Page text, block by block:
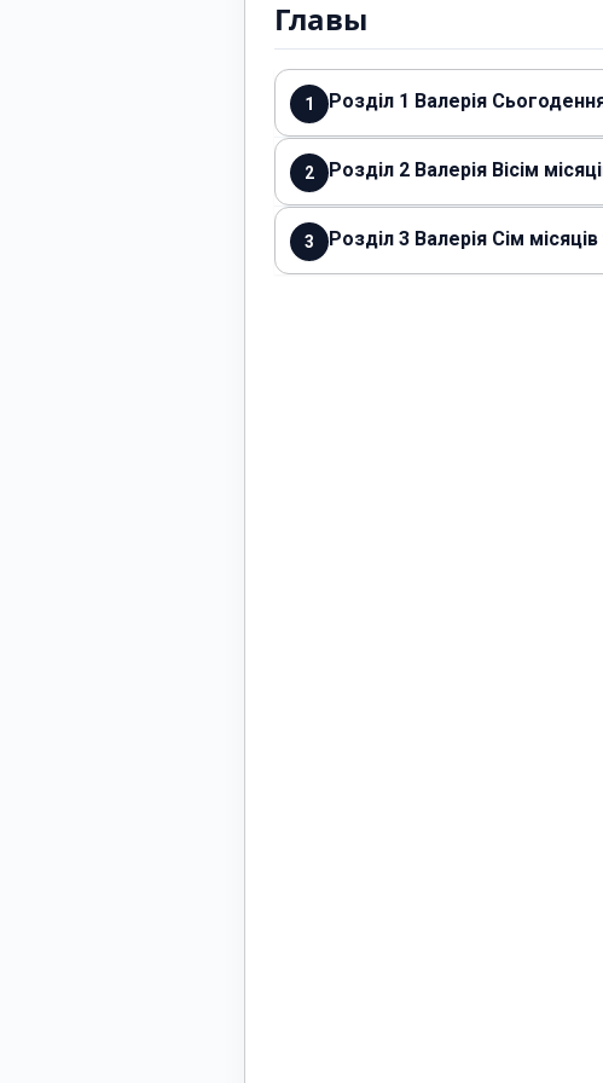
Главы
1 Розділ 1 Валерія
2 Розділ 2 Валерія Вісім
3 Розділ 3 Валерія Сім